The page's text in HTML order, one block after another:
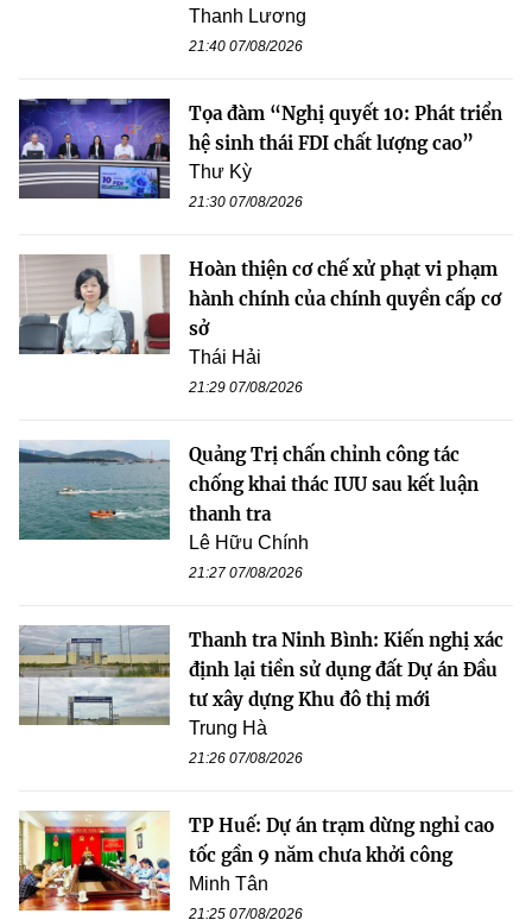
Thanh Lương
21:40 07/08/2026
Tọa đàm “Nghị quyết 10: Phát triển
hệ sinh thái FDI chất lượng cao”
Thư Kỳ
21:30 07/08/2026
Hoàn thiện cơ chế xử phạt vi phạm
hành chính của chính quyền cấp cơ
sở
Thái Hải
21:29 07/08/2026
Quảng Trị chấn chỉnh công tác
chống khai thác IUU sau kết luận
thanh tra
Lê Hữu Chính
21:27 07/08/2026
Thanh tra Ninh Bình: Kiến nghị xác
định lại tiền sử dụng đất Dự án Đầu
tư xây dựng Khu đô thị mới
Trung Hà
21:26 07/08/2026
TP Huế: Dự án trạm dừng nghỉ cao
tốc gần 9 năm chưa khởi công
Minh Tân
21:25 07/08/2026